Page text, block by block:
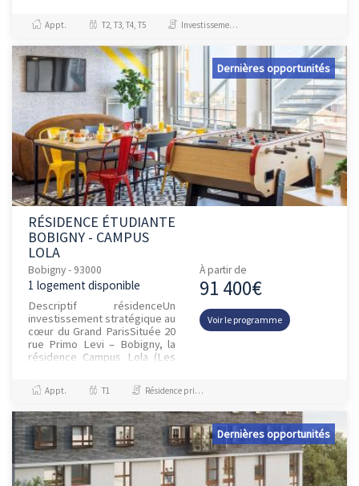
HABITANTS à BOBIGNY le 3
juillet, FRAIS DE NO...
Appt. T2, T3, T4, T5 Investissement et Défiscalisation, Jeanbrun
Dernières opportunités
RÉSIDENCE ÉTUDIANTE
BOBIGNY - CAMPUS
LOLA
Bobigny - 93000
1 logement disponible
Descriptif résidenceUn
investissement stratégique au
cœur du Grand ParisSituée 20
rue Primo Levi – Bobigny, la
résidence Campus Lola (Les
emplacement premium au...
À partir de
91 400€
Voir le programme
Appt. T1 Résidence principale / PTZ
Dernières opportunités